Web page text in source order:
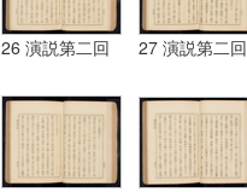
26 演説第二回 27 演説第二回